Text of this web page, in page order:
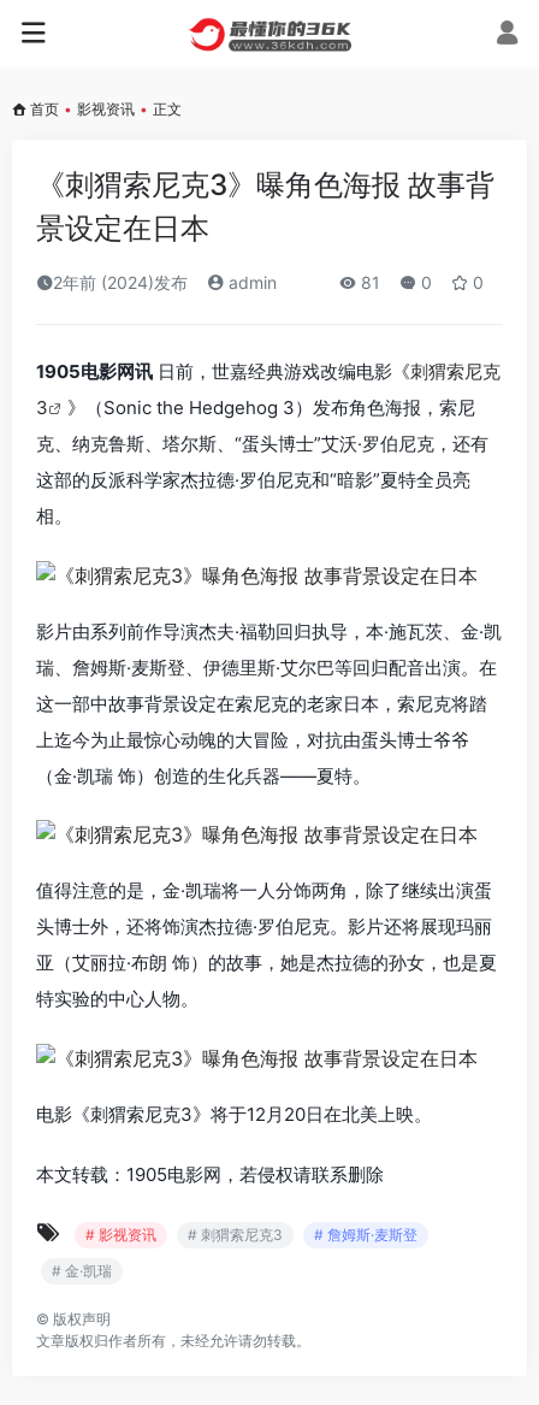
首页 • 影视资讯 • 正文
《刺猬索尼克3》曝角色海报 故事背
景设定在日本
2年前 (2024)发布 admin 81 0 0
1905电影网讯 日前，世嘉经典游戏改编电影《刺猬索尼克
3
》（Sonic the Hedgehog 3）发布角色海报，索尼
克、纳克鲁斯、塔尔斯、“蛋头博士”艾沃·罗伯尼克，还有
这部的反派科学家杰拉德·罗伯尼克和“暗影”夏特全员亮
相。
影片由系列前作导演杰夫·福勒回归执导，本·施瓦茨、金·凯
瑞、詹姆斯·麦斯登、伊德里斯·艾尔巴等回归配音出演。在
这一部中故事背景设定在索尼克的老家日本，索尼克将踏
上迄今为止最惊心动魄的大冒险，对抗由蛋头博士爷爷
（金·凯瑞 饰）创造的生化兵器——夏特。
值得注意的是，金·凯瑞将一人分饰两角，除了继续出演蛋
头博士外，还将饰演杰拉德·罗伯尼克。影片还将展现玛丽
亚（艾丽拉·布朗 饰）的故事，她是杰拉德的孙女，也是夏
特实验的中心人物。
电影《刺猬索尼克3》将于12月20日在北美上映。
本文转载：1905电影网，若侵权请联系删除
# 影视资讯 # 刺猬索尼克3
# 詹姆斯·麦斯登
# 金·凯瑞
© 版权声明
文章版权归作者所有，未经允许请勿转载。